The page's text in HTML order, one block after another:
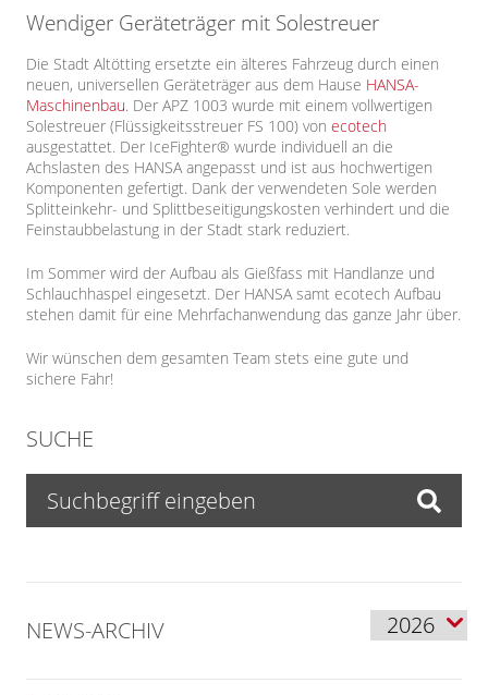
Wendiger Geräteträger mit Solestreuer
Die Stadt Altötting ersetzte ein älteres Fahrzeug durch einen
neuen, universellen Geräteträger aus dem Hause HANSA-
Maschinenbau. Der APZ 1003 wurde mit einem vollwertigen
Solestreuer (Flüssigkeitsstreuer FS 100) von ecotech
ausgestattet. Der IceFighter® wurde individuell an die
Achslasten des HANSA angepasst und ist aus hochwertigen
Komponenten gefertigt. Dank der verwendeten Sole werden
Splitteinkehr- und Splittbeseitigungskosten verhindert und die
Feinstaubbelastung in der Stadt stark reduziert.
Im Sommer wird der Aufbau als Gießfass mit Handlanze und
Schlauchhaspel eingesetzt. Der HANSA samt ecotech Aufbau
stehen damit für eine Mehrfachanwendung das ganze Jahr über.
Wir wünschen dem gesamten Team stets eine gute und
sichere Fahr!
SUCHE
NEWS-ARCHIV